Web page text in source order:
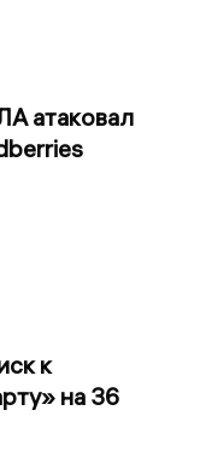
атаковал
к
на 36